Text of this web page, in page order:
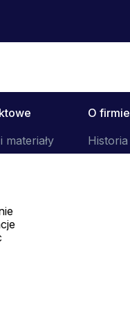
materiały
O firmie
Historia